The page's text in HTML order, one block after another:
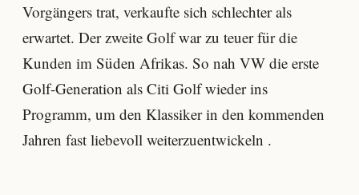
Vorgängers trat, verkaufte sich schlechter als
erwartet. Der zweite Golf war zu teuer für die
Kunden im Süden Afrikas. So nah VW die erste
Golf-Generation als Citi Golf wieder ins
Programm, um den Klassiker in den kommenden
Jahren fast liebevoll weiterzuentwickeln .